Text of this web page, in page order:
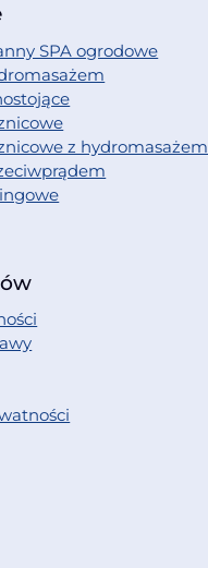
SPA ogrodowe
z hydromasażem